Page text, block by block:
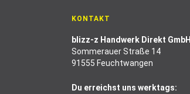
KONTAKT
blizz-z Handwerk Direkt GmbH
Sommerauer Straße 14
91555 Feuchtwangen
Du erreichst uns werktags: